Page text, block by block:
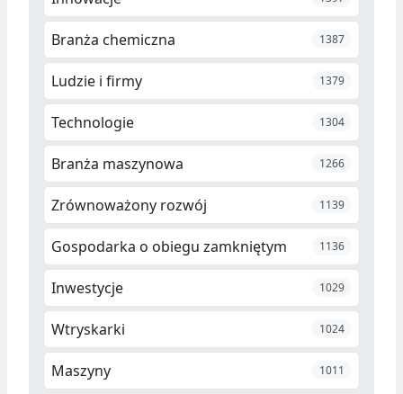
Branża chemiczna 1387
Ludzie i firmy 1379
Technologie 1304
Branża maszynowa 1266
Zrównoważony rozwój 1139
Gospodarka o obiegu zamkniętym 1136
Inwestycje 1029
Wtryskarki 1024
Maszyny 1011